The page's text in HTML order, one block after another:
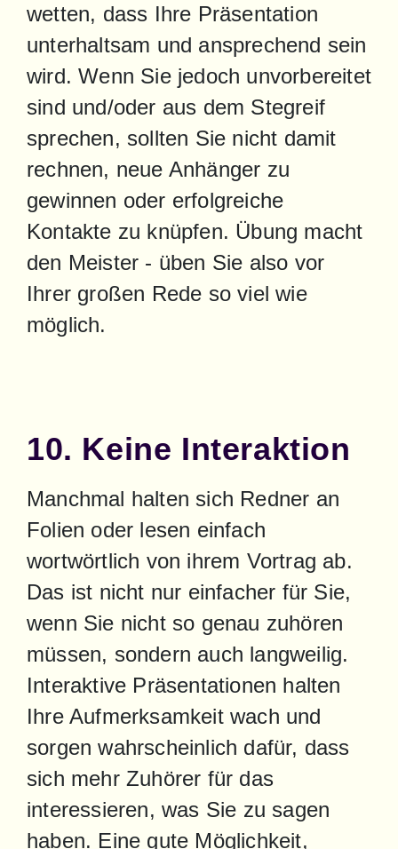
wetten, dass Ihre Präsentation
unterhaltsam und ansprechend sein
wird. Wenn Sie jedoch unvorbereitet
sind und/oder aus dem Stegreif
sprechen, sollten Sie nicht damit
rechnen, neue Anhänger zu
gewinnen oder erfolgreiche
Kontakte zu knüpfen. Übung macht
den Meister - üben Sie also vor
Ihrer großen Rede so viel wie
möglich.
10. Keine Interaktion
Manchmal halten sich Redner an
Folien oder lesen einfach
wortwörtlich von ihrem Vortrag ab.
Das ist nicht nur einfacher für Sie,
wenn Sie nicht so genau zuhören
müssen, sondern auch langweilig.
Interaktive Präsentationen halten
Ihre Aufmerksamkeit wach und
sorgen wahrscheinlich dafür, dass
sich mehr Zuhörer für das
interessieren, was Sie zu sagen
haben. Eine gute Möglichkeit,